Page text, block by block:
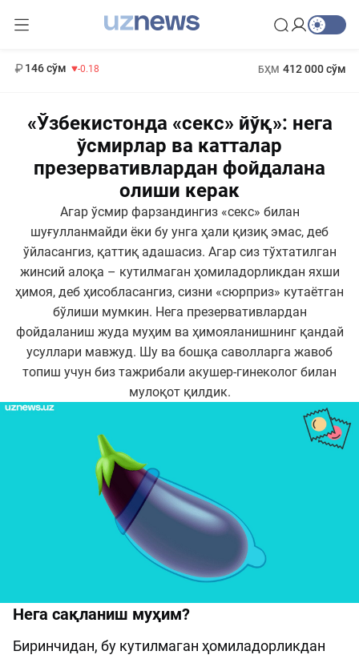
11 916 сўм 28.92 МҲТЭКМ 1 271 000 сўм
«Ўзбекистонда «секс» йўқ»: нега
ўсмирлар ва катталар
презервативлардан фойдалана
олиши керак
Агар ўсмир фарзандингиз «секс» билан
шуғулланмайди ёки бу унга ҳали қизиқ эмас, деб
ўйласангиз, қаттиқ адашасиз. Агар сиз тўхтатилган
жинсий алоқа – кутилмаган ҳомиладорликдан яхши
ҳимоя, деб ҳисобласангиз, сизни «сюрприз» кутаётган
бўлиши мумкин. Нега презервативлардан
фойдаланиш жуда муҳим ва ҳимояланишнинг қандай
усуллари мавжуд. Шу ва бошқа саволларга жавоб
топиш учун биз тажрибали акушер-гинеколог билан
мулоқот қилдик.
Нега сақланиш муҳим?
Биринчидан, бу кутилмаган ҳомиладорликдан